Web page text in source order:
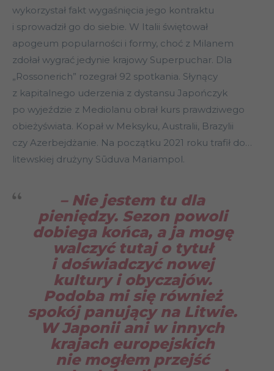
wykorzystał fakt wygaśnięcia jego kontraktu
i sprowadził go do siebie. W Italii świętował
apogeum popularności i formy, choć z Milanem
zdołał wygrać jedynie krajowy Superpuchar. Dla
„Rossonerich” rozegrał 92 spotkania. Słynący
z kapitalnego uderzenia z dystansu Japończyk
po wyjeździe z Mediolanu obrał kurs prawdziwego
obieżyświata. Kopał w Meksyku, Australii, Brazylii
czy Azerbejdżanie. Na początku 2021 roku trafił do…
litewskiej drużyny Sūduva Mariampol.
– Nie jestem tu dla
pieniędzy. Sezon powoli
dobiega końca, a ja mogę
walczyć tutaj o tytuł
i doświadczyć nowej
kultury i obyczajów.
Podoba mi się również
spokój panujący na Litwie.
W Japonii ani w innych
krajach europejskich
nie mogłem przejść